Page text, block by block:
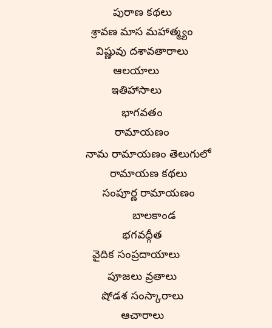
పురాణ కథలు
శ్రావణ మాస మహాత్మ్యం
విష్ణువు దశావతారాలు
ఆలయాలు
ఇతిహాసాలు
భాగవతం
రామాయణం
నామ రామాయణం తెలుగులో
రామాయణ కథలు
సంపూర్ణ రామాయణం
బాలకాండ
భగవద్గీత
వైదిక సంప్రదాయాలు
పూజలు వ్రతాలు
షోడశ సంస్కారాలు
ఆచారాలు